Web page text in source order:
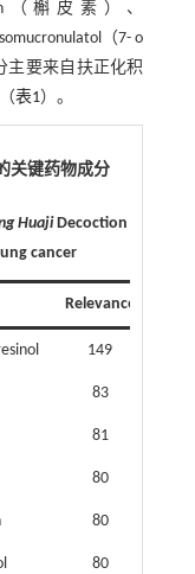
（槲皮素）、
（7- o
主要来自扶正化积
表1）。
关键药物成分
HuajiDecoction
cancer
Relevance
149
83
81
80
80
80